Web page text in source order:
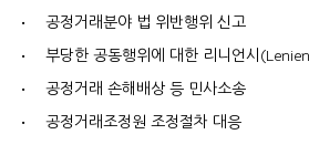
•
공정거래분야 법 위반행위 신고
•
부당한 공동행위에 대한 리니언시
•
공정거래 손해배상 등 민사소송
•
공정거래조정원 조정절차 대응